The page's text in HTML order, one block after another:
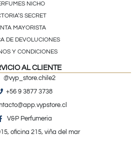
NICHO
SECRET
MAYORISTA
DE DEVOLUCIONES
Y CONDICIONES
AL CLIENTE
@vyp_store.chile2
+56 9 3877 3738
V&P Perfumeria
oficina 215, viña del mar